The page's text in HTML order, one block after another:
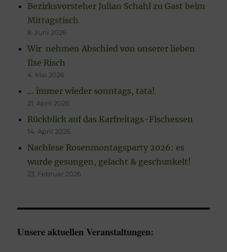
Bezirksvorsteher Julian Schahl zu Gast beim
Mittagstisch
8. Juni 2026
Wir nehmen Abschied von unserer lieben
Ilse Risch
4. Mai 2026
… immer wieder sonntags, tata!
21. April 2026
Rückblick auf das Karfreitags-Fischessen
14. April 2026
Nachlese Rosenmontagsparty 2026: es
wurde gesungen, gelacht & geschunkelt!
23. Februar 2026
Unsere aktuellen Veranstaltungen: